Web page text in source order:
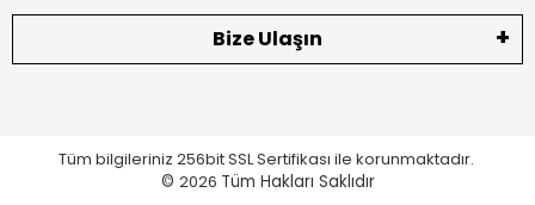
Bize Ulaşın
Tüm bilgileriniz 256bit SSL Sertifikası ile korunmaktadır.
© 2026 Tüm Hakları Saklıdır